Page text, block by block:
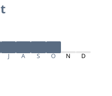
J A S O N D